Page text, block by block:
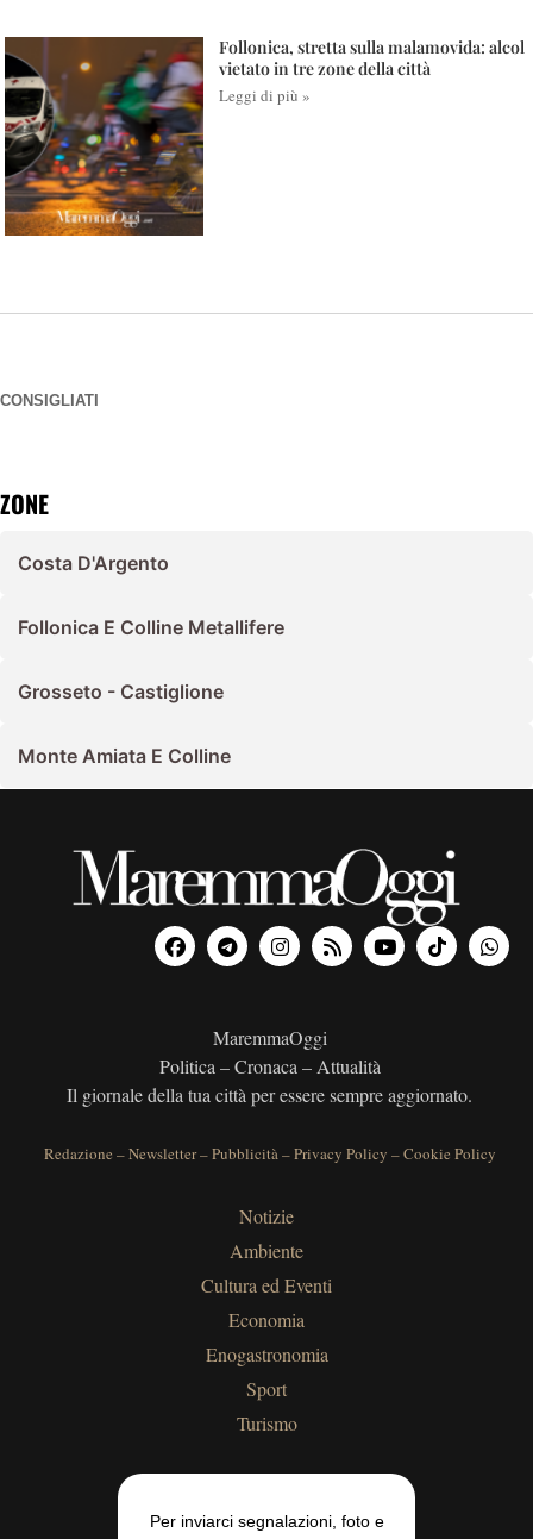
Follonica, stretta sulla malamovida: alcol
vietato in tre zone della città
Leggi di più »
CONSIGLIATI
ZONE
Costa D'Argento
Follonica E Colline Metallifere
Grosseto - Castiglione
Monte Amiata E Colline
MaremmaOggi
Politica – Cronaca – Attualità
Il giornale della tua città per essere sempre aggiornato.
Redazione –Newsletter–Pubblicità–Privacy Policy –Cookie Policy
Notizie
Ambiente
Cultura ed Eventi
Economia
Enogastronomia
Sport
Turismo
Per inviarci segnalazioni, foto e